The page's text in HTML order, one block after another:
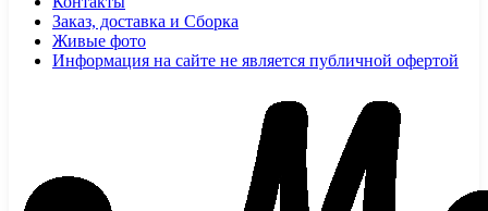
Заказ, доставка и Сборка
Живые фото
Информация на сайте не является публичной офертой